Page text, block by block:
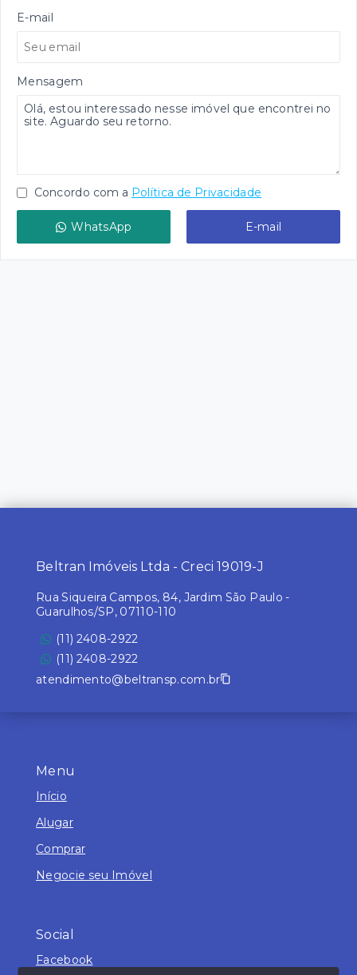
E-mail
Mensagem
Concordo com a Política de Privacidade
WhatsApp E-mail
Menu
Início
Alugar
Comprar
Negocie seu Imóvel
Social
Facebook
Beltran Imóveis Ltda - Creci 19019-J
Rua Siqueira Campos, 84, Jardim São Paulo -
Guarulhos/SP, 07110-110
(11) 2408-2922
(11) 2408-2922
atendimento@beltransp.com.br